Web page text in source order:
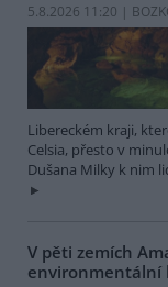
5.8.2026 11:20 |
Libereckém kraji,
Celsia, přesto v
Dušana Milky k nim
V pěti zemích
environmentální